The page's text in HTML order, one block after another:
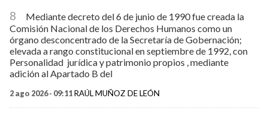
8
Mediante decreto del 6 de junio de 1990 fue creada la
Comisión Nacional de los Derechos Humanos como un
órgano desconcentrado de la Secretaría de Gobernación;
elevada a rango constitucional en septiembre de 1992, con
Personalidad jurídica y patrimonio propios , mediante
adición al Apartado B del
2 ago 2026 - 09:11RAÚL MUÑOZ DE LEÓN